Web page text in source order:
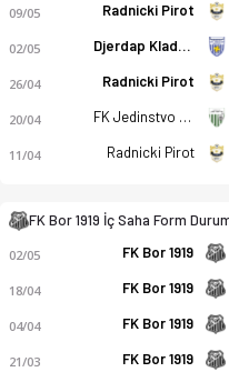
FK Bor 1919 - FK Radnicki
09/05 Radnicki Pirot
02/05 Djerdap Kladovo
26/04 Radnicki Pirot
20/04 FK Jedinstvo Paracin
11/04 Radnicki Pirot
FK Bor 1919 İç Saha Form
02/05 FK Bor 1919
18/04 FK Bor 1919
04/04 FK Bor 1919
21/03 FK Bor 1919